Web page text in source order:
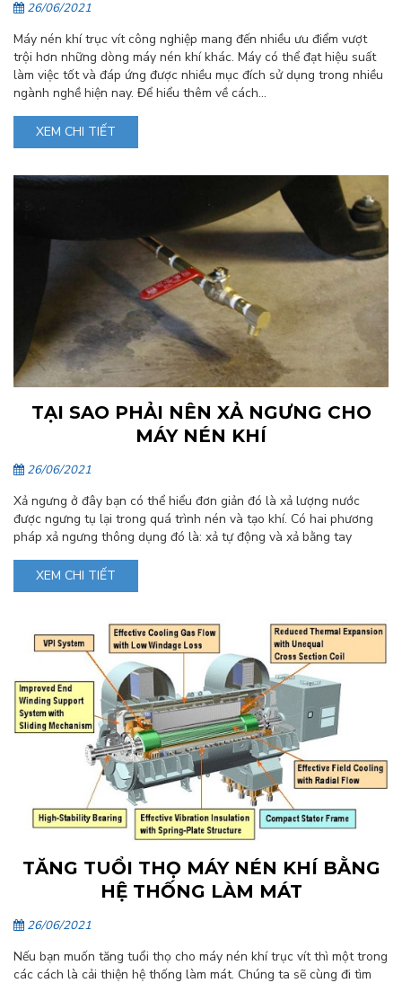
26/06/2021
Máy nén khí trục vít công nghiệp mang đến nhiều ưu điểm vượt
trội hơn những dòng máy nén khí khác. Máy có thể đạt hiệu suất
làm việc tốt và đáp ứng được nhiều mục đích sử dụng trong nhiều
ngành nghề hiện nay. Để hiểu thêm về cách...
XEM CHI TIẾT
TẠI SAO PHẢI NÊN XẢ NGƯNG CHO
MÁY NÉN KHÍ
26/06/2021
Xả ngưng ở đây bạn có thể hiểu đơn giản đó là xả lượng nước
được ngưng tụ lại trong quá trình nén và tạo khí. Có hai phương
pháp xả ngưng thông dụng đó là: xả tự động và xả bằng tay
XEM CHI TIẾT
TĂNG TUỔI THỌ MÁY NÉN KHÍ BẰNG
HỆ THỐNG LÀM MÁT
26/06/2021
Nếu bạn muốn tăng tuổi thọ cho máy nén khí trục vít thì một trong
các cách là cải thiện hệ thống làm mát. Chúng ta sẽ cùng đi tìm